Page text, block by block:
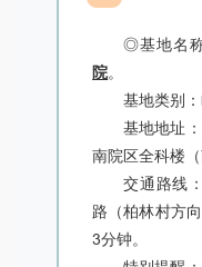
◎基地名
院。
基地类别：
基地地址
南院区全科楼
交通路线
路（柏林村方
3分钟。